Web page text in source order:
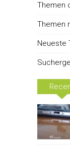
Themen
Themen
Neueste